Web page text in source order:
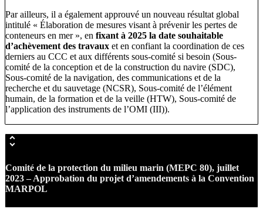
Par ailleurs, il a également approuvé un nouveau résultat global
intitulé « Élaboration de mesures visant à prévenir les pertes de
conteneurs en mer », en fixant à 2025 la date souhaitable
d’achèvement des travaux et en confiant la coordination de ces
derniers au CCC et aux différents sous-comité si besoin (Sous-
comité de la conception et de la construction du navire (SDC),
Sous-comité de la navigation, des communications et de la
recherche et du sauvetage (NCSR), Sous-comité de l’élément
humain, de la formation et de la veille (HTW), Sous-comité de
l’application des instruments de l’OMI (III)).
Comité de la protection du milieu marin (MEPC 80), juillet
2023 – Approbation du projet d’amendements à la Convention
MARPOL